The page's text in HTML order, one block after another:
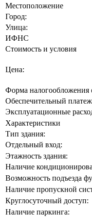
Местоположение
Город:
Улица:
ИФНС
Стоимость и условия
Цена:
Форма налогообложения
Обеспечительный
Эксплуатационные
Характеристики
Тип здания:
Отдельный вход:
Этажность здания:
Наличие
Возможность подъезда
Наличие пропускной
Круглосуточный доступ:
Наличие паркинга: